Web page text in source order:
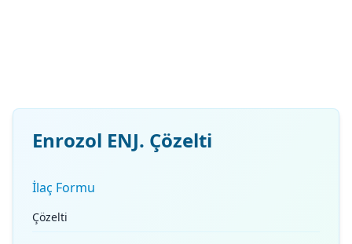
Enrozol ENJ. Çözelti
İlaç Formu
Çözelti